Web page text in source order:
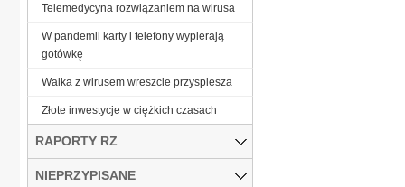
Telemedycyna rozwiązaniem na wirusa
W pandemii karty i telefony wypierają
gotówkę
Walka z wirusem wreszcie przyspiesza
Złote inwestycje w ciężkich czasach
RAPORTY RZ
NIEPRZYPISANE